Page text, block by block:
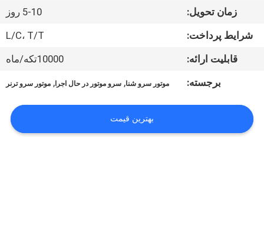
کنترل
کیفیت
ما
زمان تحویل:
5-10 روز
شرایط پرداخت:
L/C، T/T
قابلیت ارائه:
10000تکه/ماه
برجسته:
موتور سرو شنا, سرو موتور در حال اجرا , موتور سرو ترنر
بهترین قیمت